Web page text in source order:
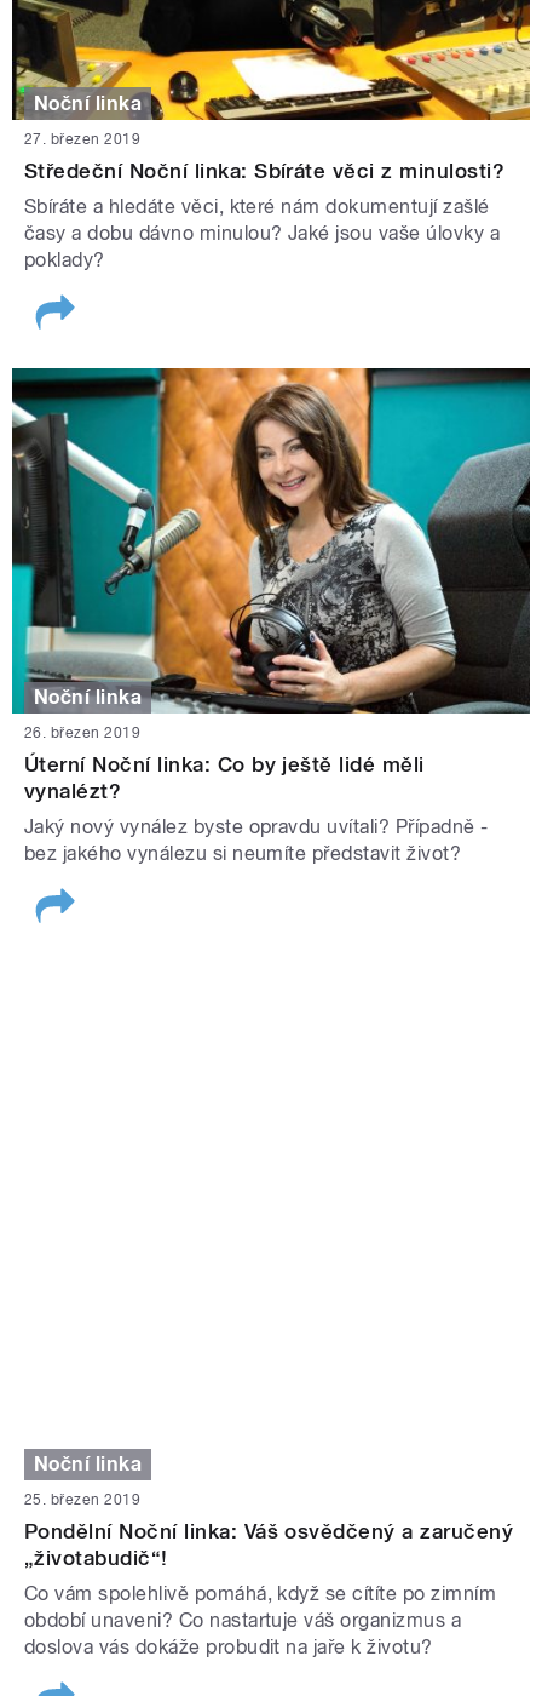
Noční linka
27. březen 2019
Středeční Noční linka: Sbíráte věci z minulosti?
Sbíráte a hledáte věci, které nám dokumentují zašlé
časy a dobu dávno minulou? Jaké jsou vaše úlovky a
poklady?
Noční linka
26. březen 2019
Úterní Noční linka: Co by ještě lidé měli
vynalézt?
Jaký nový vynález byste opravdu uvítali? Případně -
bez jakého vynálezu si neumíte představit život?
Noční linka
25. březen 2019
Pondělní Noční linka: Váš osvědčený a zaručený
„životabudič“!
Co vám spolehlivě pomáhá, když se cítíte po zimním
období unaveni? Co nastartuje váš organizmus a
doslova vás dokáže probudit na jaře k životu?